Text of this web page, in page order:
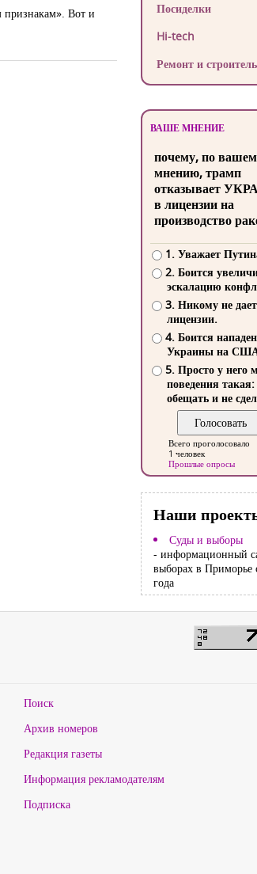
признакам». Вот и
Посиделки
Hi-tech
Ремонт и
ВАШЕ МНЕНИЕ
почему, по
мнению, трамп
отказывает
в лицензии на
производство
1. Уважает
2. Боится
эскалацию
3. Никому не
лицензии.
4. Боится
Украины на
5. Просто у него
поведения такая:
обещать и не
Всего проголосовало
1 человек
Прошлые опросы
Наши
Суды и выборы
- информационный
выборах в Приморье
года
Поиск
Архив номеров
Редакция газеты
Информация рекламодателям
Подписка